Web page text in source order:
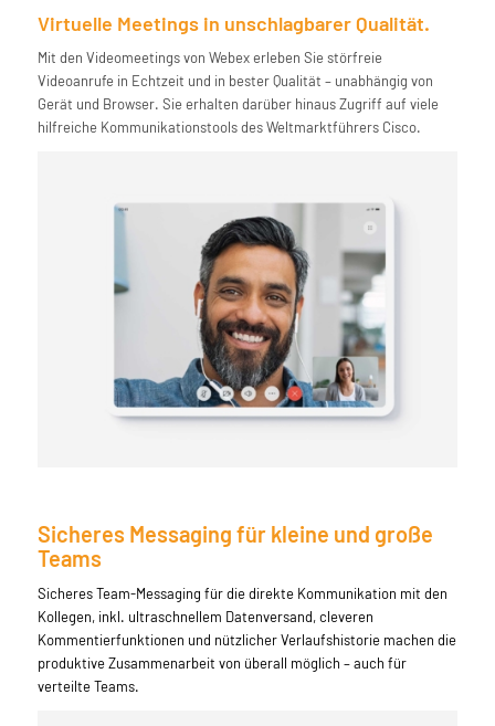
Virtuelle Meetings in unschlagbarer Qualität.
Mit den Videomeetings von Webex erleben Sie störfreie
Videoanrufe in Echtzeit und in bester Qualität – unabhängig von
Gerät und Browser. Sie erhalten darüber hinaus Zugriff auf viele
hilfreiche Kommunikationstools des Weltmarktführers Cisco.
Sicheres Messaging für kleine und große
Teams
Sicheres Team-Messaging für die direkte Kommunikation mit den
Kollegen, inkl. ultraschnellem Datenversand, cleveren
Kommentierfunktionen und nützlicher Verlaufshistorie machen die
produktive Zusammenarbeit von überall möglich – auch für
verteilte Teams.